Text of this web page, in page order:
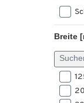
Breite